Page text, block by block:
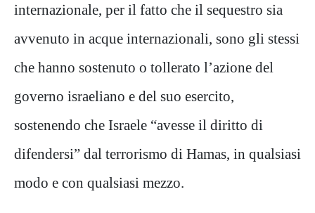
internazionale, per il fatto che il sequestro sia
avvenuto in acque internazionali, sono gli stessi
che hanno sostenuto o tollerato l’azione del
governo israeliano e del suo esercito,
sostenendo che Israele “avesse il diritto di
difendersi” dal terrorismo di Hamas, in qualsiasi
modo e con qualsiasi mezzo.